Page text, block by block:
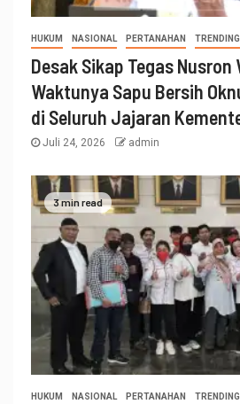
HUKUM NASIONAL PERTANAHAN TRENDING
Desak Sikap Tegas Nusron
Waktunya Sapu Bersih
di Seluruh Jajaran
Juli 24, 2026 admin
3 min read
HUKUM NASIONAL PERTANAHAN TRENDING